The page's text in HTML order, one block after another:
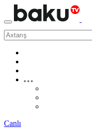
Canlı